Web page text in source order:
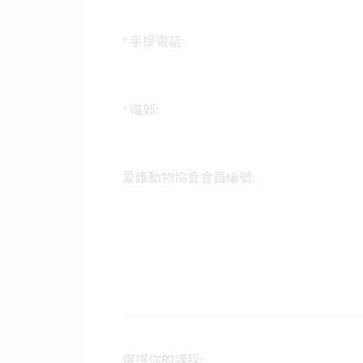
* 手提電話:
* 電郵:
愛護動物協會會員編號: